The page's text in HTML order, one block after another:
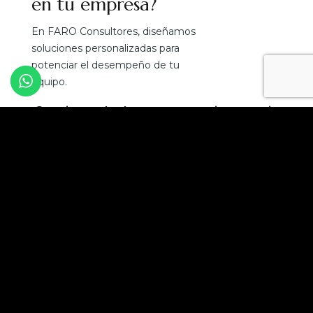
En FARO Consultores, diseñamos
soluciones personalizadas para
potenciar el desempeño de tu
equipo.
¡Convierte el talento en tu mejor ventaja